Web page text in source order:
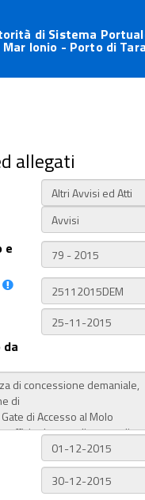
di Sistema
Mar Ionio - Porto di
allegati
e